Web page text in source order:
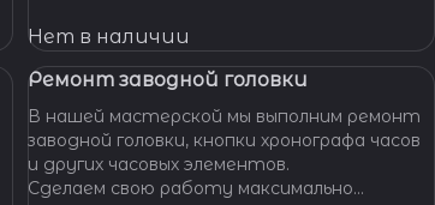
освежаем их внешний вид,
Нет в наличии
Ремонт заводной головки
В нашей мастерской мы выполним ремонт
заводной головки, кнопки хронографа часов
и других часовых элементов.
Сделаем свою работу максимально